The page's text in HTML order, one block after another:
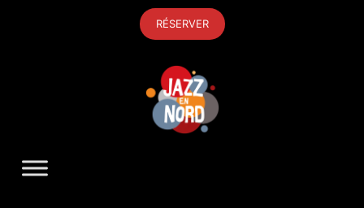
RÉSERVER